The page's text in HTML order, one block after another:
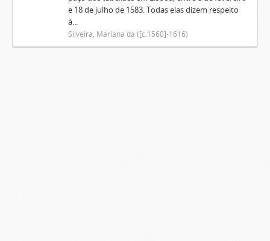
e 18 de julho de 1583. Todas elas dizem respeito
à...
Silveira, Mariana da ([c.1560]-1616)